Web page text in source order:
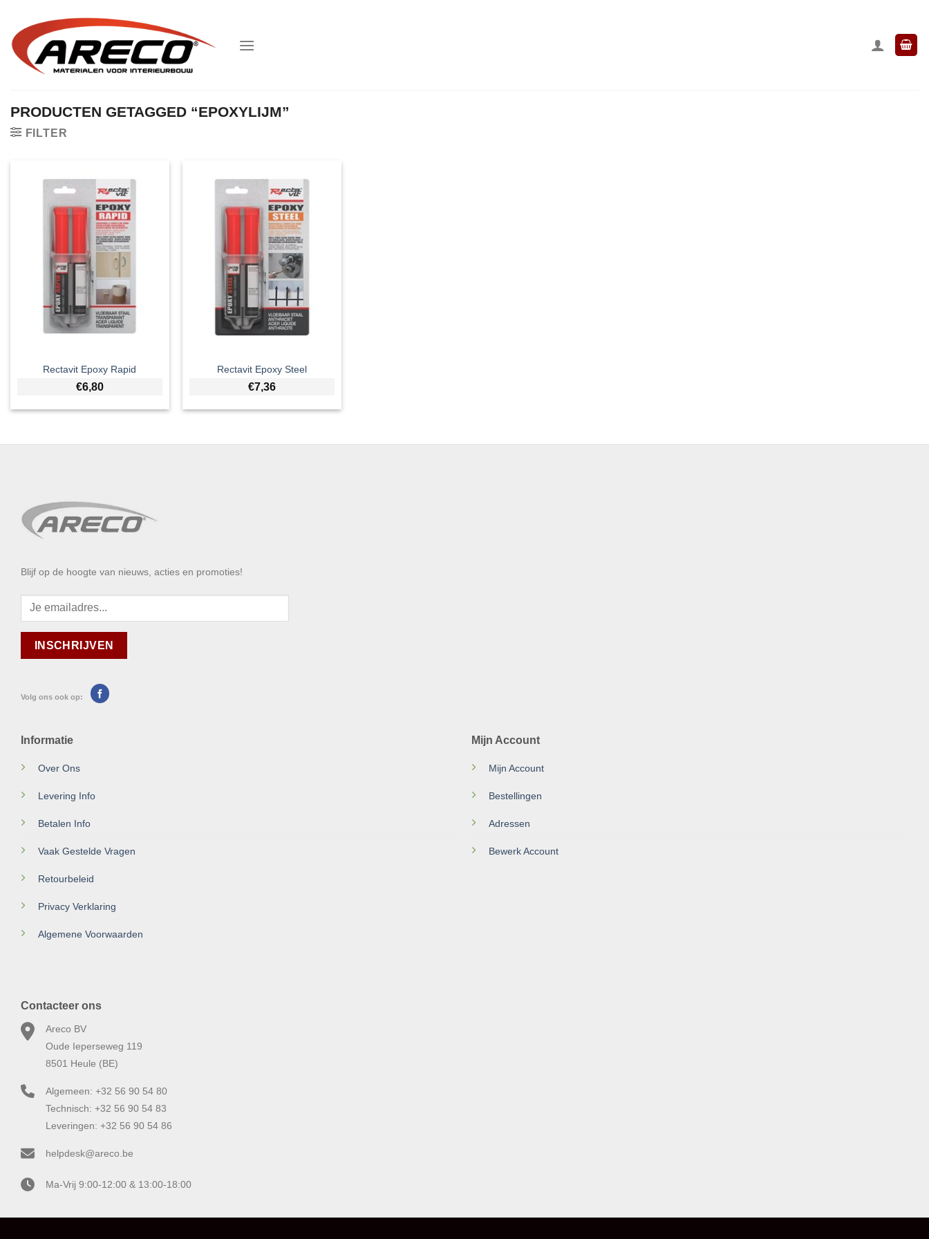
inhoud
PRODUCTEN GETAGGED “EPOXYLIJM”
FILTER
Rectavit Epoxy Rapid
€6,80
Rectavit Epoxy Steel
€7,36
Blijf op de hoogte van nieuws, acties en promoties!
Volg ons ook op:
Informatie
Over Ons
Levering Info
Betalen Info
Vaak Gestelde Vragen
Retourbeleid
Privacy Verklaring
Algemene Voorwaarden
Mijn Account
Mijn Account
Bestellingen
Adressen
Bewerk Account
Contacteer ons
Areco BV
Oude Ieperseweg 119
8501 Heule (BE)
Algemeen: +32 56 90 54 80
Technisch: +32 56 90 54 83
Leveringen: +32 56 90 54 86
helpdesk@areco.be
Ma-Vrij 9:00-12:00 & 13:00-18:00